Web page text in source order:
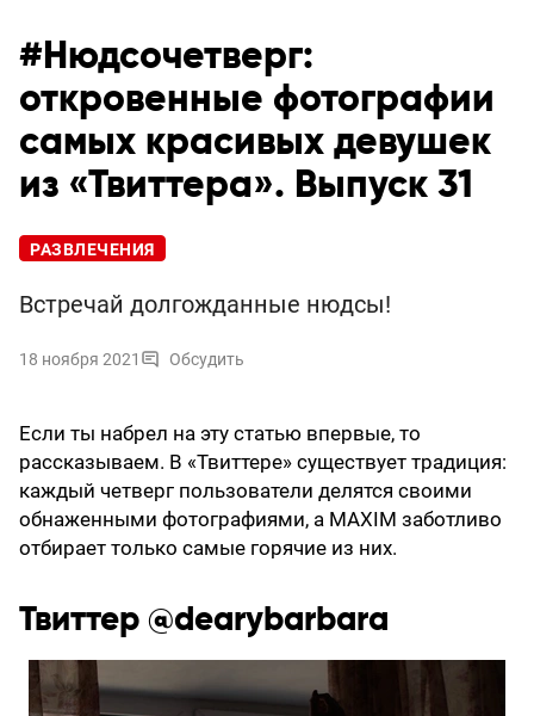
#Нюдсочетверг:
откровенные фотографии
самых красивых девушек
из «Твиттера». Выпуск 31
РАЗВЛЕЧЕНИЯ
Встречай долгожданные нюдсы!
18 ноября 2021 Обсудить
Если ты набрел на эту статью впервые, то
рассказываем. В «Твиттере» существует традиция:
каждый четверг пользователи делятся своими
обнаженными фотографиями, а MAXIM заботливо
отбирает только самые горячие из них.
Твиттер @dearybarbara